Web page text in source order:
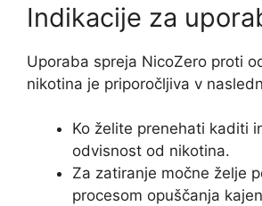
Indikacije za
Uporaba spreja NicoZero proti
nikotina je priporočljiva v
Ko želite prenehati kaditi
odvisnost od nikotina.
Za zatiranje močne želje
procesom opuščanja